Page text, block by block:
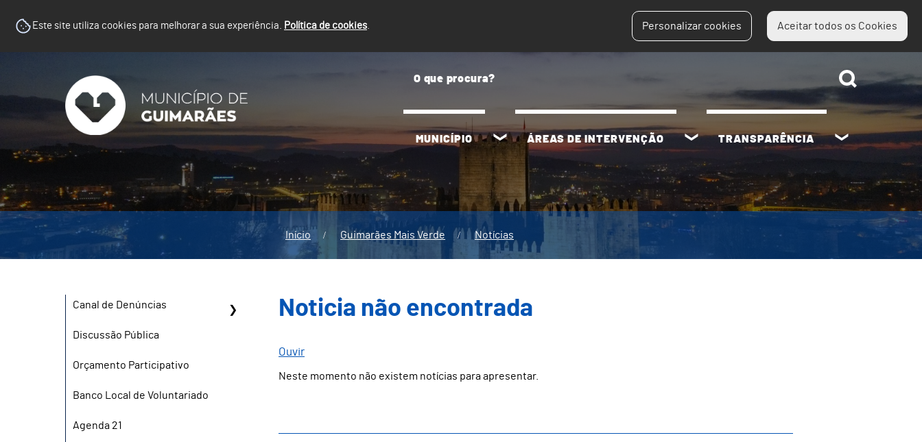
Este site utiliza cookies para melhorar a sua experiência. Política de cookies. Personalizar cookies Aceitar todos os Cookies
MUNICÍPIO ÁREAS DE INTERVENÇÃO TRANSPARÊNCIA
Início Guimarães Mais Verde Notícias
Canal de Denúncias
Discussão Pública
Orçamento Participativo
Banco Local de Voluntariado
Agenda 21
Noticia não encontrada
Ouvir
Neste momento não existem notícias para apresentar.